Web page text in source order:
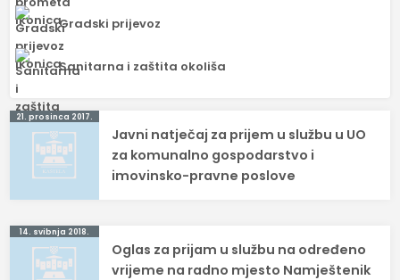
Gradski prijevoz
Sanitarna i zaštita okoliša
Navigacija
objava
21. prosinca 2017.
Javni natječaj za prijem u službu u UO
za komunalno gospodarstvo i
imovinsko-pravne poslove
14. svibnja 2018.
Oglas za prijam u službu na određeno
vrijeme na radno mjesto Namještenik